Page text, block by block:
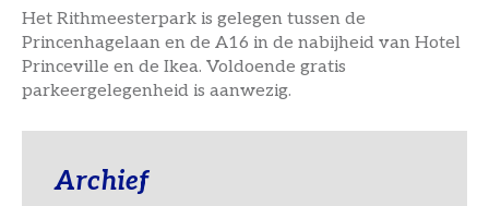
Het Rithmeesterpark is gelegen tussen de
Princenhagelaan en de A16 in de nabijheid van Hotel
Princeville en de Ikea. Voldoende gratis
parkeergelegenheid is aanwezig.
Archief